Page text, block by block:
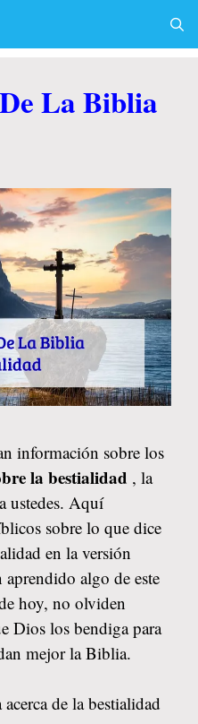
La Biblia
información sobre los
la bestialidad , la
ustedes. Aquí
sobre lo que dice
en la versión
algo de este
hoy, no olviden
Dios los bendiga para
mejor la Biblia.
de la bestialidad